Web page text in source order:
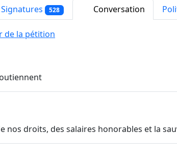
Signatures 528 Conversation
de la pétition
nos droits, des salaires honorables et la